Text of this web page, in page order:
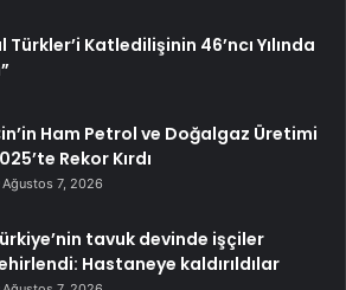
Katledilişinin 46’ncı Yılında
Ham Petrol ve Doğalgaz Üretimi
Rekor Kırdı
Ağustos 7, 2026
tavuk devinde işçiler
Hastaneye kaldırıldılar